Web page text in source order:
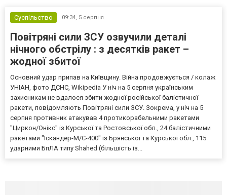
Суспільство 09:34, 5 серпня
Повітряні сили ЗСУ озвучили деталі
нічного обстрілу : з десятків ракет –
жодної збитої
Основний удар припав на Київщину. Війна продовжується / колаж
УНІАН, фото ДСНС, Wikipedia У ніч на 5 серпня українським
захисникам не вдалося збити жодної російської балістичної
ракети, повідомляють Повітряні сили ЗСУ. Зокрема, у ніч на 5
серпня противник атакував 4 протикорабельними ракетами
"Циркон/Онікс" із Курської та Ростовської обл., 24 балістичними
ракетами "Іскандер-М/С-400" із Брянської та Курської обл., 115
ударними БпЛА типу Shahed (більшість із...